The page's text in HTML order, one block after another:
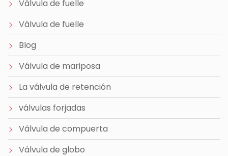
Válvula de fuelle
Válvula de fuelle
Blog
Válvula de mariposa
La válvula de retención
válvulas forjadas
Válvula de compuerta
Válvula de globo